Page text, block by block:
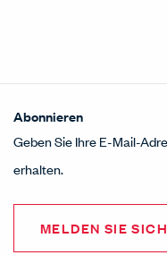
Abonnieren
Geben Sie Ihre E-Mail-
erhalten.
MELDEN SIE SICH